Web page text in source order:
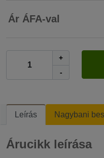
Ár ÁFA-val
+
-
Leírás Nagybani
Árucikk leírása